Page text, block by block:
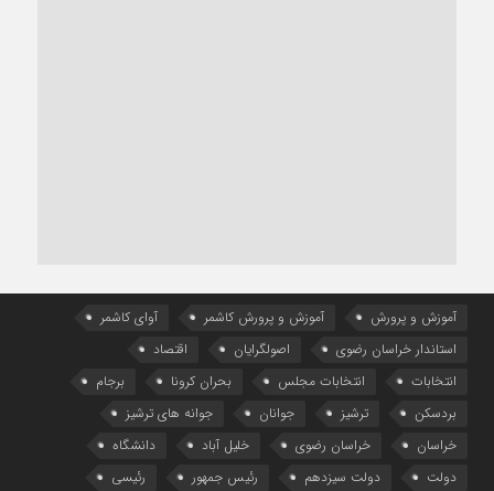
آموزش و پرورش آموزش و پرورش کاشمر
آوای کاشمر
استاندار خراسان رضوی
اصولگرایان
اقتصاد
انتخابات
انتخابات مجلس بحران کرونا
برجام
بردسکن
ترشیز جوانان
جوانه های ترشیز
خراسان
خراسان رضوی خلیل آباد
دانشگاه
دولت
دولت سیزدهم رئیس جمهور رئیسی